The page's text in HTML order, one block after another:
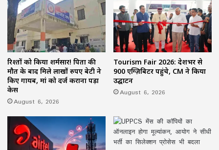
रिश्तों को किया शर्मसार! पिता की
मौत के बाद मिले लाखों रुपए बेटी ने
किए गायब, मां को दर्ज कराना पड़ा
केस
August 6, 2026
Tourism Fair 2026: देशभर से
900 एग्ज़िबिटर पहुंचे, CM ने किया
उद्घाटन
August 6, 2026